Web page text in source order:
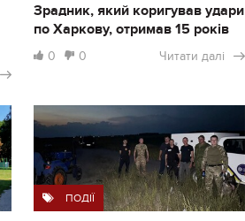
Зрадник, який коригував удари
по Харкову, отримав 15 років
0 0 Читати далі
ПОДІЇ